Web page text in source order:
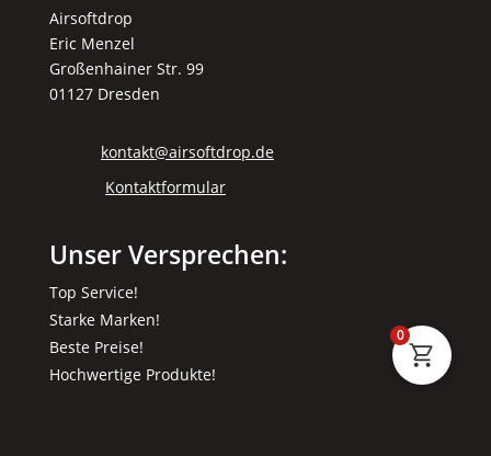
Airsoftdrop
Eric Menzel
Großenhainer Str. 99
01127 Dresden
kontakt@airsoftdrop.de
Kontaktformular
Unser Versprechen:
Top Service!
Starke Marken!
Beste Preise!
Hochwertige Produkte!
0